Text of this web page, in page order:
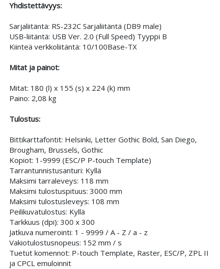
Yhdistettävyys:
Sarjaliitäntä: RS-232C Sarjaliitäntä (DB9 male)
USB-liitäntä: USB Ver. 2.0 (Full Speed) Tyyppi B
Kiinteä verkkoliitäntä: 10/100Base-TX
Mitat ja painot:
Mitat: 180 (l) x 155 (s) x 224 (k) mm
Paino: 2,08 kg
Tulostus:
Bittikarttafontit: Helsinki, Letter Gothic Bold, San Diego,
Brougham, Brussels, Gothic
Kopiot: 1-9999 (ESC/P P-touch Template)
Tarrantunnistusanturi: Kyllä
Maksimi tarraleveys: 118 mm
Maksimi tulostuspituus: 3000 mm
Maksimi tulostusleveys: 108 mm
Peilikuvatulostus: Kyllä
Tarkkuus (dpi): 300 x 300
Jatkuva numerointi: 1 - 9999 / A - Z / a - z
Vakiotulostusnopeus: 152 mm / s
Tuetut komennot: P-touch Template, Raster, ESC/P, ZPL II
ja CPCL emuloinnit